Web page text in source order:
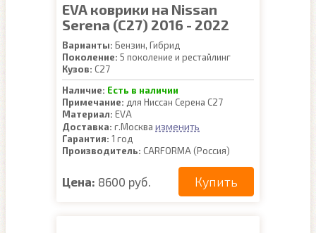
EVA коврики на Nissan
Serena (C27) 2016 - 2022
Варианты: Бензин, Гибрид
Поколение: 5 поколение и рестайлинг
Кузов: C27
Наличие: Есть в наличии
Примечание: для Ниссан Серена С27
Материал: EVA
Доставка: г.Москва изменить
Гарантия: 1 год
Производитель: CARFORMA (Россия)
Цена: 8600 руб. Купить